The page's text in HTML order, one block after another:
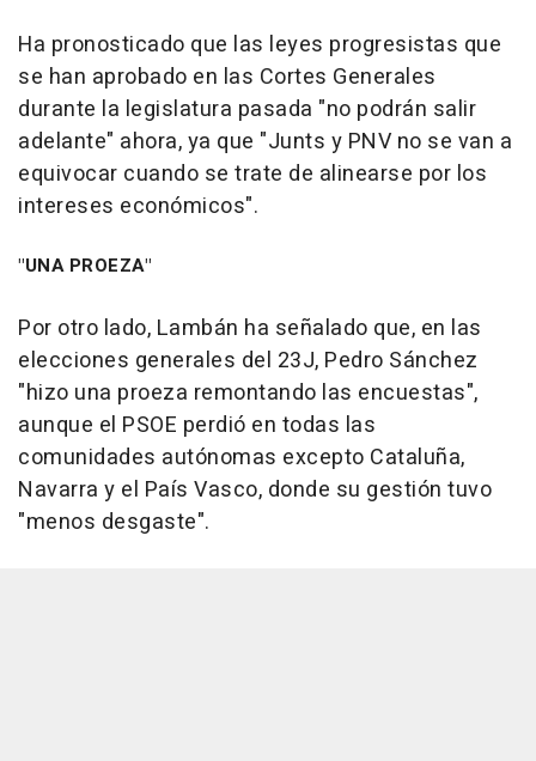
Ha pronosticado que las leyes progresistas que
se han aprobado en las Cortes Generales
durante la legislatura pasada "no podrán salir
adelante" ahora, ya que "Junts y PNV no se van a
equivocar cuando se trate de alinearse por los
intereses económicos".
"UNA PROEZA"
Por otro lado, Lambán ha señalado que, en las
elecciones generales del 23J, Pedro Sánchez
"hizo una proeza remontando las encuestas",
aunque el PSOE perdió en todas las
comunidades autónomas excepto Cataluña,
Navarra y el País Vasco, donde su gestión tuvo
"menos desgaste".